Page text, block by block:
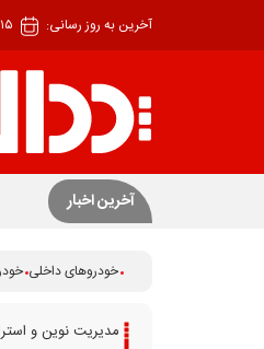
آخرین به روز رسانی: ۱۵/مرداد/۱۴۰۵
آخرین اخبار
خودروهای داخلی
مدیریت نوین و